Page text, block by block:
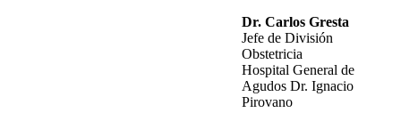
Dr. Carlos Gresta
Jefe de División
Obstetricia
Hospital General de
Agudos Dr. Ignacio
Pirovano